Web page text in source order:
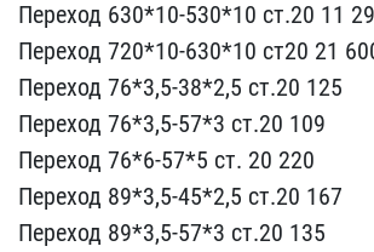
Переход 630*10-530*1​0 ст.20 11
Перехо​д 720*10-630*10 ст20 21
Переход 76*3,5-38​*2,5 ст.20 125
Переход 7​6*3,5-57*3 ст.20 109
Пер​еход 76*6-57*5 ст. 20 22​0
Переход 89*3,5-45*2,5 ​ст.20 167
Переход 89*3,5​-57*3 ст.20 135